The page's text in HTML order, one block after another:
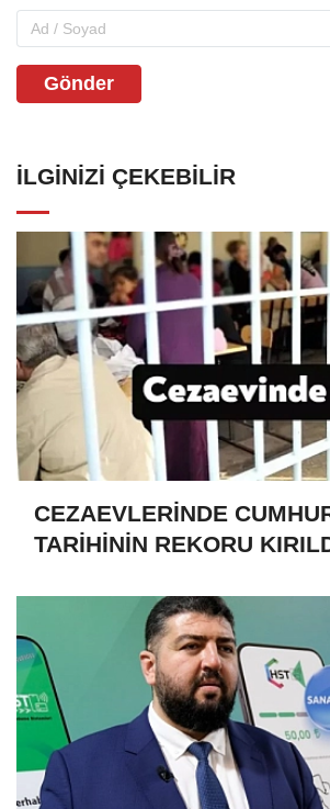
Gönder
İLGINIZI ÇEKEBILIR
CEZAEVLERİNDE
TARİHİNİN REKORU